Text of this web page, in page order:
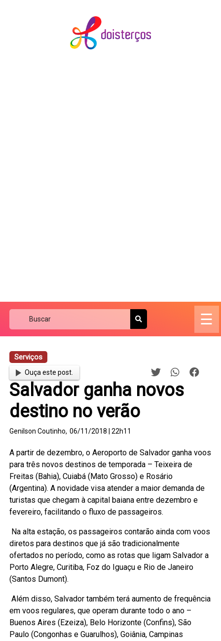
☰
Serviços
Ouça este post.
Salvador ganha novos
destino no verão
Genilson Coutinho, 06/11/2018 | 22h11
A partir de dezembro, o Aeroporto de Salvador ganha voos
para três novos destinos de temporada – Teixeira de
Freitas (Bahia), Cuiabá (Mato Grosso) e Rosário
(Argentina). A novidade visa atender a maior demanda de
turistas que chegam à capital baiana entre dezembro e
fevereiro, facilitando o fluxo de passageiros.
Na alta estação, os passageiros contarão ainda com voos
diretos para destinos que já são tradicionalmente
ofertados no período, como as rotas que ligam Salvador a
Porto Alegre, Curitiba, Foz do Iguaçu e Rio de Janeiro
(Santos Dumont).
Além disso, Salvador também terá aumento de frequência
em voos regulares, que operam durante todo o ano –
Buenos Aires (Ezeiza), Belo Horizonte (Confins), São
Paulo (Congonhas e Guarulhos), Goiânia, Campinas